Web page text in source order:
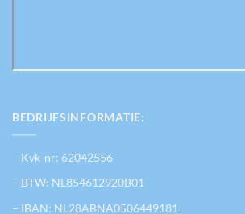
BEDRIJFSINFORMATIE:
– Kvk-nr: 62042556
– BTW: NL854612920B01
– IBAN: NL28ABNA0506449181